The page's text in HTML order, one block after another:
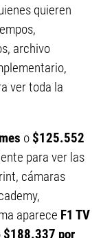
quieren
archivo
ver toda la
o $125.552
para ver las
cámaras
aparece F1 TV
$188.337 por